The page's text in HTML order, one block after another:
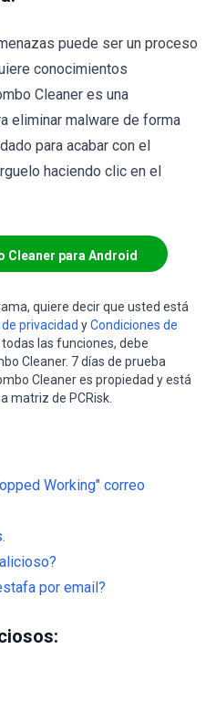
puede ser un proceso
conocimientos
Cleaner es una
eliminar malware de forma
para acabar con el
haciendo clic en el
Cleaner para Android
quiere decir que usted está
privacidad yCondiciones de
todas las funciones, debe
Cleaner. 7 días de prueba
Cleaner es propiedad y está
matriz de PCRisk.
Working" correo
por email?